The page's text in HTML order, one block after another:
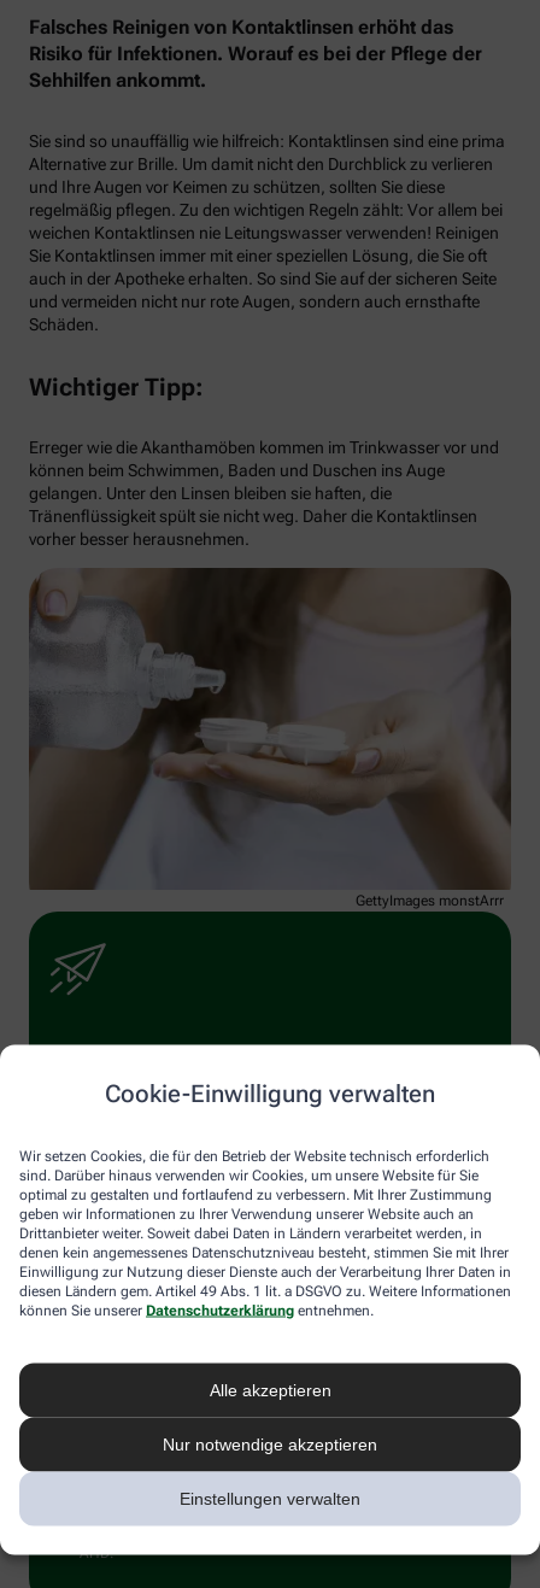
Cookie-Einwilligung verwalten
Wir setzen Cookies, die für den Betrieb der Website technisch erforderlich
sind. Darüber hinaus verwenden wir Cookies, um unsere Website für Sie
optimal zu gestalten und fortlaufend zu verbessern. Mit Ihrer Zustimmung
geben wir Informationen zu Ihrer Verwendung unserer Website auch an
Drittanbieter weiter. Soweit dabei Daten in Ländern verarbeitet werden, in
denen kein angemessenes Datenschutzniveau besteht, stimmen Sie mit Ihrer
Einwilligung zur Nutzung dieser Dienste auch der Verarbeitung Ihrer Daten in
diesen Ländern gem. Artikel 49 Abs. 1 lit. a DSGVO zu. Weitere Informationen
können Sie unserer Datenschutzerklärung entnehmen.
Alle akzeptieren
Nur notwendige akzeptieren
Einstellungen verwalten
Falsches Reinigen von Kontaktlinsen erhöht das
Risiko für Infektionen. Worauf es bei der Pflege der
Sehhilfen ankommt.
Sie sind so unauffällig wie hilfreich: Kontaktlinsen sind eine prima
Alternative zur Brille. Um damit nicht den Durchblick zu verlieren
und Ihre Augen vor Keimen zu schützen, sollten Sie diese
regelmäßig pflegen. Zu den wichtigen Regeln zählt: Vor allem bei
weichen Kontaktlinsen nie Leitungswasser verwenden! Reinigen
Sie Kontaktlinsen immer mit einer speziellen Lösung, die Sie oft
auch in der Apotheke erhalten. So sind Sie auf der sicheren Seite
und vermeiden nicht nur rote Augen, sondern auch ernsthafte
Schäden.
Wichtiger Tipp:
Erreger wie die Akanthamöben kommen im Trinkwasser vor und
können beim Schwimmen, Baden und Duschen ins Auge
gelangen. Unter den Linsen bleiben sie haften, die
Tränenflüssigkeit spült sie nicht weg. Daher die Kontaktlinsen
vorher besser herausnehmen.
GettyImages monstArrr_
melden Sie sich an.
Sind Sie ein Mensch? Dann wählen Sie bitte den Schlüssel.
Sind
wählen
1 2 3
von der Alliance Healthcare Deutschland GmbH (AHD) und vom
Dienstleister Emarsys zum Versand des Newsletters und der
Analyse der Newsletter verarbeitet werden. Die Einwilligung
Kontaktmöglichkeiten dafür und weitere Angaben zur
Datenverarbeitung finden sich in derDatenschutzerklärungvon
AHD.